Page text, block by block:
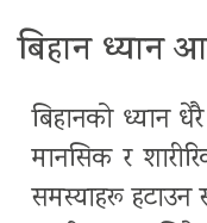
बिहान ध्यान
बिहानको ध्यान
मानसिक र
समस्याहरू हटाउन